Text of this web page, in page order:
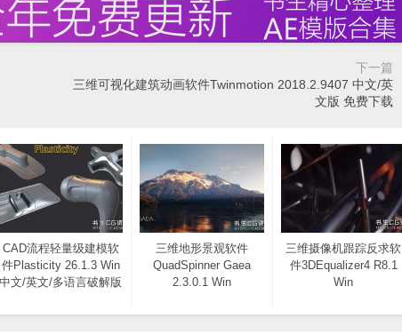
下一篇
三维可视化建筑动画软件Twinmotion 2018.2.9407 中文/英
文版 免费下载
CAD流程轻量级建模软
件Plasticity 26.1.3 Win
中文/英文/多语言破解版
三维地形景观软件
QuadSpinner Gaea
2.3.0.1 Win
三维摄像机跟踪反求软
件3DEqualizer4 R8.1
Win